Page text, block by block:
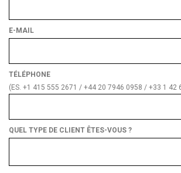
E-MAIL
TÉLÉPHONE
(ES. +1 415 555 2671 / +44 20 7946 0958 / +33 1 42
QUEL TYPE DE CLIENT ÊTES-VOUS ?